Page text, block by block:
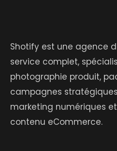
Shotify est une agence
service complet,
photographie produit,
campagnes
marketing numériques
contenu eCommerce.